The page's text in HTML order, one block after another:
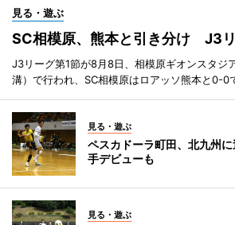
見る・遊ぶ
SC相模原、熊本と引き分け J3
J3リーグ第1節が8月8日、相模原ギオンスタジ
溝）で行われ、SC相模原はロアッソ熊本と0-0
見る・遊ぶ
ペスカドーラ町田、北九州
手デビューも
見る・遊ぶ